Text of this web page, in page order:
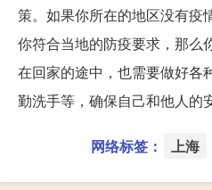
策。如果你所在的地区没有疫
你符合当地的防疫要求，那么
在回家的途中，也需要做好各
勤洗手等，确保自己和他人的
网络标签： 上海